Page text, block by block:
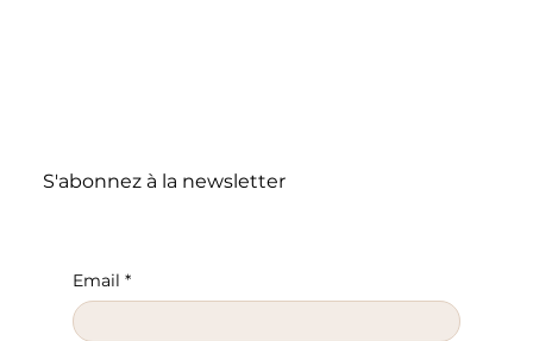
S'abonnez à la newsletter
Email *